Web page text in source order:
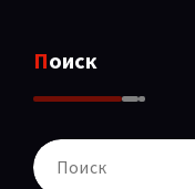
Поиск
Поиск
для: